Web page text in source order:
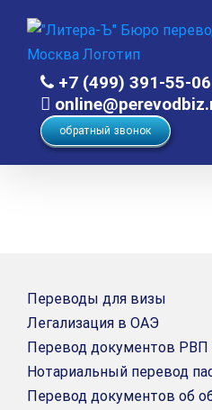
content
+7 (499) 391-55-06
обратный звонок
Переводы для визы
Легализация в ОАЭ
Перевод документов
Нотариальный перевод
Перевод документов об